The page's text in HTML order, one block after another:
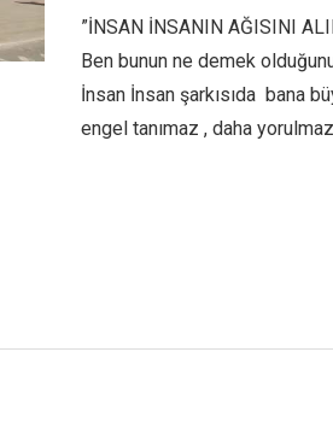
”İNSAN İNSANIN AĞISINI
Ben bunun ne demek
İnsan İnsan şarkısıda bana
engel tanımaz , daha